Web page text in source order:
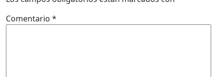
Comentario *